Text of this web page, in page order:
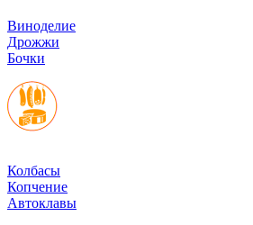
Виноделие
Дрожжи
Бочки
Колбасы
Копчение
Автоклавы